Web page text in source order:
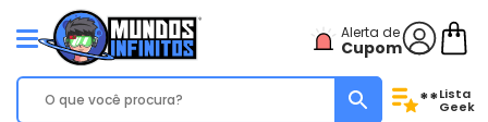
Alerta de
Cupom
**Lista
Geek